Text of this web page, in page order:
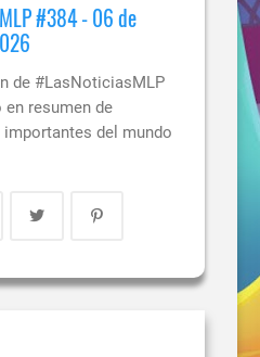
#384 - 06 de
de #LasNoticiasMLP
resumen de
del mundo